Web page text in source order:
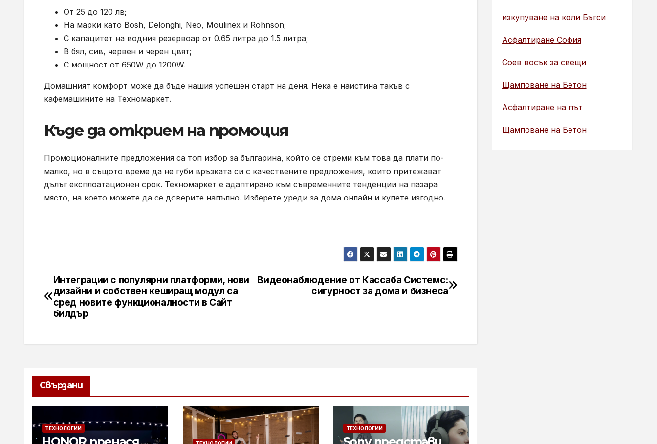
От 25 до 120 лв;
На марки като Bosh, Delonghi, Neo, Moulinex и Rohnson;
С капацитет на водния резервоар от 0.65 литра до 1.5 литра;
В бял, сив, червен и черен цвят;
С мощност от 650W до 1200W.
Домашният комфорт може да бъде нашия успешен старт на деня. Нека е наистина такъв с
кафемашините на Техномаркет.
Къде да открием на промоция
Промоционалните предложения са топ избор за българина, който се стреми към това да плати по-
малко, но в същото време да не губи връзката си с качествените предложения, които притежават
дълъг експлоатационен срок. Техномаркет е адаптирано към съвременните тенденции на пазара
място, на което можете да се доверите напълно. Изберете уреди за дома онлайн и купете изгодно.
Навигация
Видеонаблюдение от Кассаба Системс:
сигурност за дома и бизнеса
Интеграции с популярни платформи, нови
дизайни и собствен кеширащ модул са
сред новите функционалности в Сайт
билдър
Свързани
ТЕХНОЛОГИИ ТЕХНОЛОГИИ
изкупуване на коли Бъгси
Асфалтиране София
Соев восък за свещи
Щамповане на Бетон
Асфалтиране на път
Щамповане на Бетон